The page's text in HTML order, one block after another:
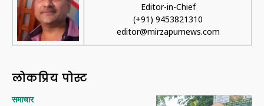
Editor-in-Chief
(+91) 9453821310
editor@mirzapurnews.com
लोकप्रिय पोस्ट
समाचार